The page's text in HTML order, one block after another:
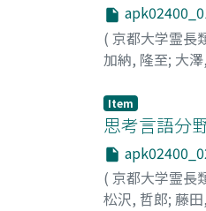
( 京都大学霊長
加納, 隆至; 大
Item
思考言語分
( 京都大学霊長
松沢, 哲郎; 藤